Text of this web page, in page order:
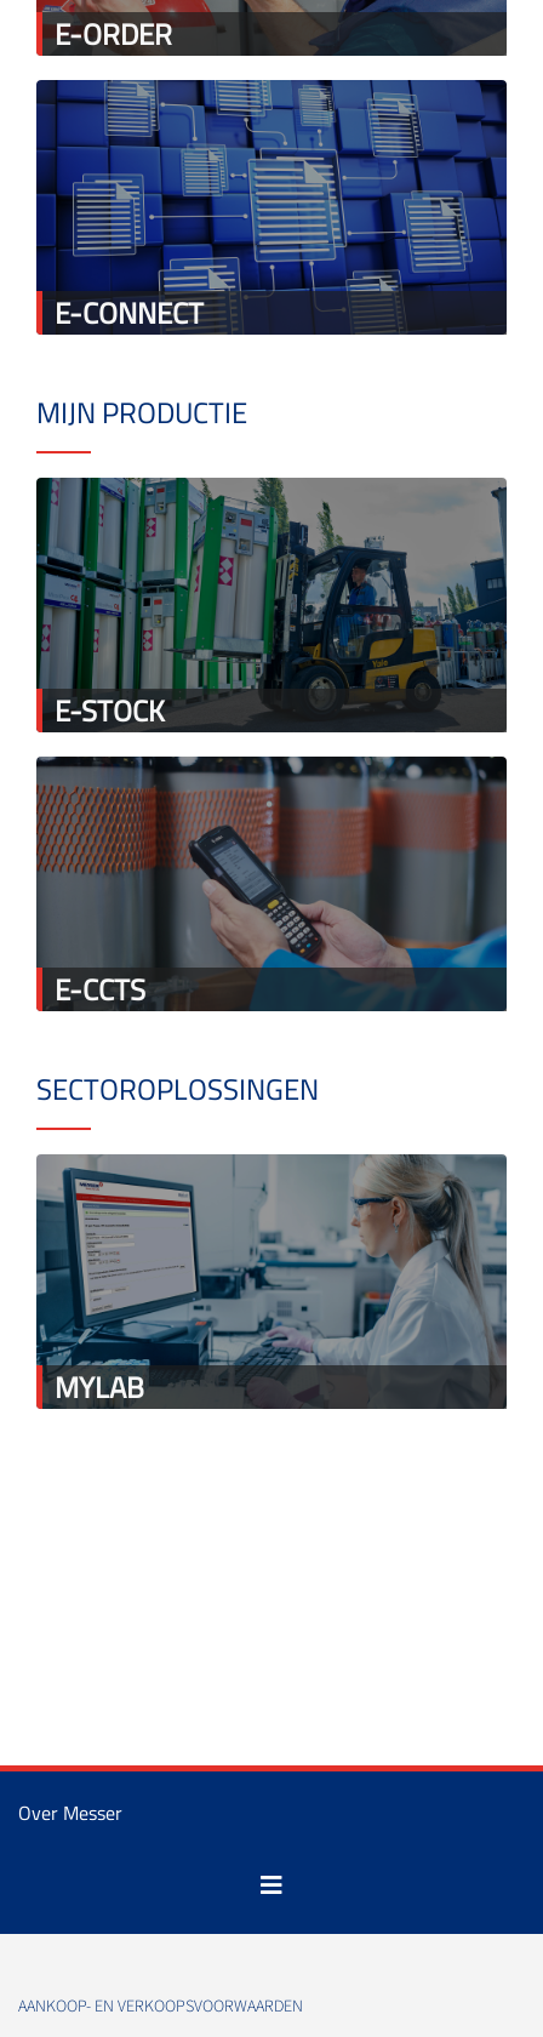
E-ORDER
E-CONNECT
MIJN PRODUCTIE
E-STOCK
E-CCTS
SECTOROPLOSSINGEN
MYLAB
Over Messer
AANKOOP- EN VERKOOPSVOORWAARDEN